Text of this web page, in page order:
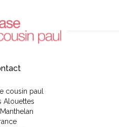
cousin paul
Alouettes